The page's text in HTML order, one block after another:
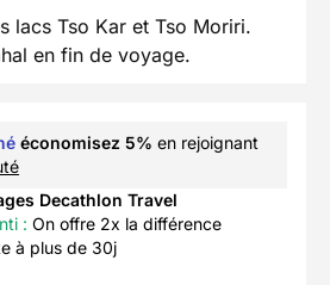
lacs Tso Kar et Tso Moriri.
en fin de voyage.
économisez 5% en rejoignant
Decathlon Travel
: On offre 2x la différence
à plus de 30j